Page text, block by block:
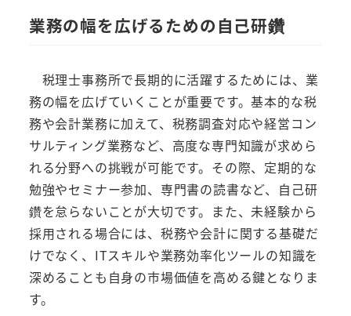
業務の幅を広げるための自己研鑽
税理士事務所で長期的に活躍するためには、業
務の幅を広げていくことが重要です。基本的な税
務や会計業務に加えて、税務調査対応や経営コン
サルティング業務など、高度な専門知識が求めら
れる分野への挑戦が可能です。その際、定期的な
勉強やセミナー参加、専門書の読書など、自己研
鑽を怠らないことが大切です。また、未経験から
採用される場合には、税務や会計に関する基礎だ
けでなく、ITスキルや業務効率化ツールの知識を
深めることも自身の市場価値を高める鍵となりま
す。